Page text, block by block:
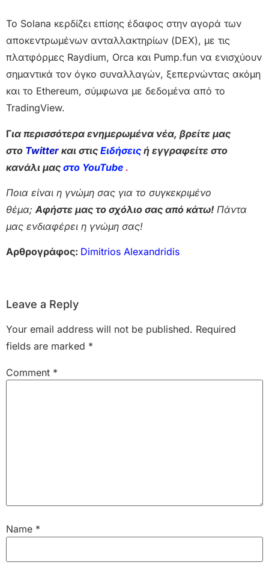
Το Solana κερδίζει επίσης έδαφος στην αγορά των
αποκεντρωμένων ανταλλακτηρίων (DEX), με τις
πλατφόρμες Raydium, Orca και Pump.fun να ενισχύουν
σημαντικά τον όγκο συναλλαγών, ξεπερνώντας ακόμη
και το Ethereum, σύμφωνα με δεδομένα από το
TradingView.
Για περισσότερα ενημερωμένα νέα, βρείτε μας
στο Twitter και στις Ειδήσεις ή εγγραφείτε στο
κανάλι μας στο YouTube .
Ποια είναι η γνώμη σας για το συγκεκριμένο
θέμα;Αφήστε μας το σχόλιο σας από κάτω! Πάντα
μας ενδιαφέρει η γνώμη σας!
Αρθρογράφος: Dimitrios Alexandridis
Leave a Reply
Your email address will not be published. Required
fields are marked *
Comment *
Name *